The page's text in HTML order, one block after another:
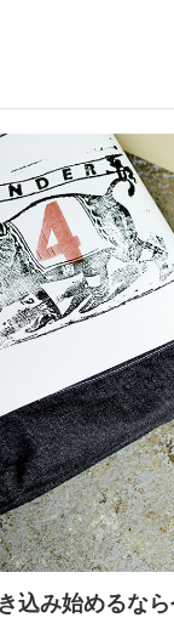
込み始めるな